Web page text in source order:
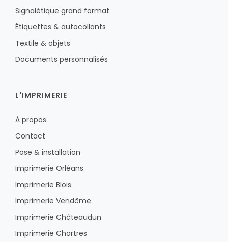
Signalétique grand format
Étiquettes & autocollants
Textile & objets
Documents personnalisés
L'IMPRIMERIE
À propos
Contact
Pose & installation
Imprimerie Orléans
Imprimerie Blois
Imprimerie Vendôme
Imprimerie Châteaudun
Imprimerie Chartres